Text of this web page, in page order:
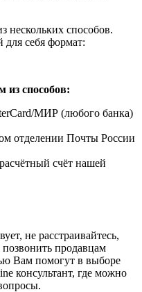
нескольких способов.
себя формат:
из способов:
МИР (любого банка)
отделении Почты России
счёт нашей
не расстраивайтесь,
продавцам
Вам помогут в выборе
консультант, где можно